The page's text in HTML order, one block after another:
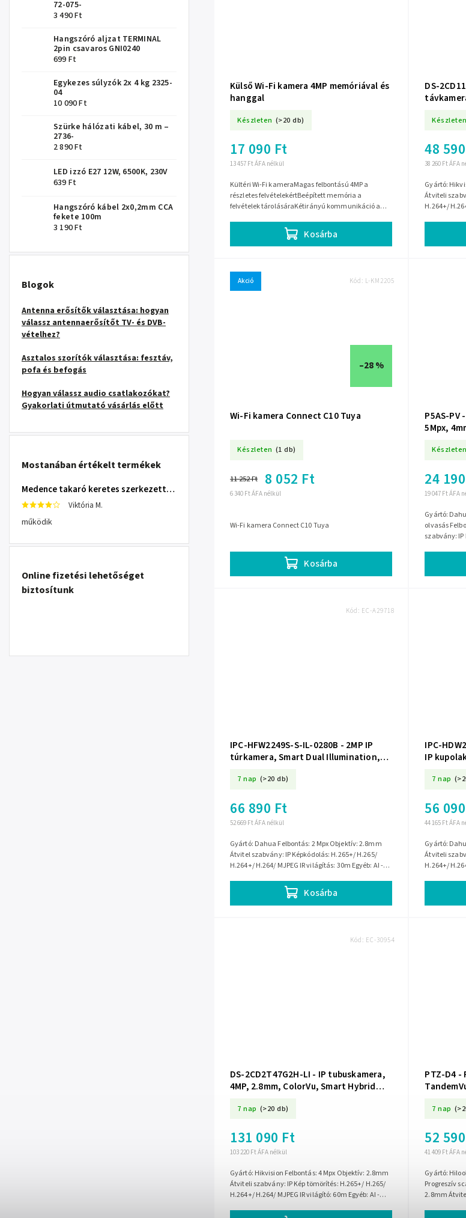
72-075-
3 490 Ft
Hangszóró aljzat TERMINAL
2pin csavaros GNI0240
699 Ft
Egykezes súlyzók 2x 4 kg 2325-
04
10 090 Ft
Szürke hálózati kábel, 30 m –
2736-
2 890 Ft
LED izzó E27 12W, 6500K, 230V
639 Ft
Hangszóró kábel 2x0,2mm CCA
fekete 100m
3 190 Ft
Blogok
Antenna erősítők választása: hogyan
válassz antennaerősítőt TV- és DVB-
vételhez?
Asztalos szorítók választása: fesztáv,
pofa és befogás
Hogyan válassz audio csatlakozókat?
Gyakorlati útmutató vásárlás előtt
Mostanában értékelt termékek
Medence takaró keretes szerkezettel 305 cm INTEX 28030
Viktória M.
működik
Online fizetési lehetőséget
biztosítunk
Külső Wi-Fi kamera 4MP memóriával és
hanggal
Készleten (>20 db)
13 457 Ft ÁFA nélkül
17 090 Ft
Kosárba
Kültéri Wi-Fi kameraMagas felbontású 4MP a
részletes felvételekértBeépített memória a
felvételek tárolásáraKétirányú kommunikáció a
DS-
Készleten
38 260 Ft ÁFA
48
Gyártó:
Átviteli
H.264+/
Akció
–28 %
Wi-Fi kamera Connect C10 Tuya
Készleten (1 db)
6 340 Ft ÁFA nélkül
11 252 Ft 8 052 Ft
Kosárba
Wi-Fi kamera Connect C10 Tuya
Kód: L-KM2205
P5AS-
5Mpx,
Készleten
19 047 Ft ÁFA
24
Gyártó:
olvasás
szabvány: IP
IPC-HFW2249S-S-IL-0280B - 2MP IP
túrkamera, Smart Dual Illumination,
7 nap (>20 db)
52 669 Ft ÁFA nélkül
66 890 Ft
Kosárba
Gyártó: Dahua Felbontás: 2 Mpx Objektív: 2.8mm
Átvitel szabvány: IP Képkódolás: H.265+/ H.265/
H.264+/ H.264/ MJPEG IR világítás: 30m Egyéb: AI -
Kód: EC-A29718
IPC-
IP
DAHUA
7 nap
44 165 Ft ÁFA
56
Gyártó:
Átviteli
H.264+/
DS-2CD2T47G2H-LI - IP tubuskamera,
4MP, 2.8mm, ColorVu, Smart Hybrid
7 nap (>20 db)
103 220 Ft ÁFA nélkül
131 090 Ft
Gyártó: Hikvision Felbontás: 4 Mpx Objektív: 2.8mm
Átviteli szabvány: IP Kép tömörítés: H.265+/ H.265/
H.264+/ H.264/ MJPEG IR világító: 60m Egyéb: AI -
Kód: EC-30954
PTZ-D4 -
től7 nap
41 409 Ft ÁFA
52
Gyártó:
Progreszív
2.8mm